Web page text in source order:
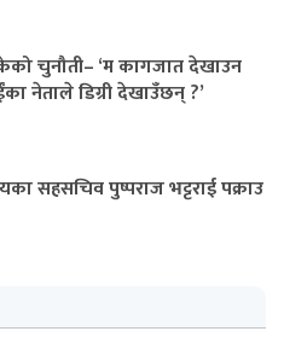
चुनौती– ‘म कागजात देखाउन
नेताले डिग्री देखाउँछन् ?’
सहसचिव पुष्पराज भट्टराई पक्राउ